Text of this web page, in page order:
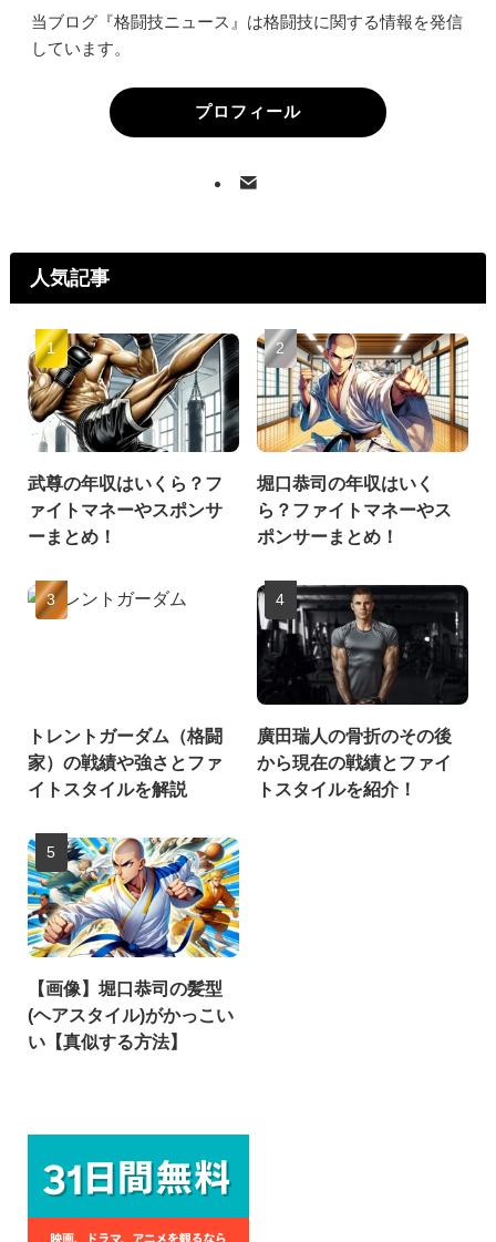
当ブログ『格闘技ニュース』は格闘技に関する情報を発信
しています。
プロフィール
人気記事
武尊の年収はいくら？フ
ァイトマネーやスポンサ
ーまとめ！
堀口恭司の年収はいく
ら？ファイトマネーやス
ポンサーまとめ！
トレントガーダム（格闘
家）の戦績や強さとファ
イトスタイルを解説
廣田瑞人の骨折のその後
から現在の戦績とファイ
トスタイルを紹介！
【画像】堀口恭司の髪型
(ヘアスタイル)がかっこい
い【真似する方法】